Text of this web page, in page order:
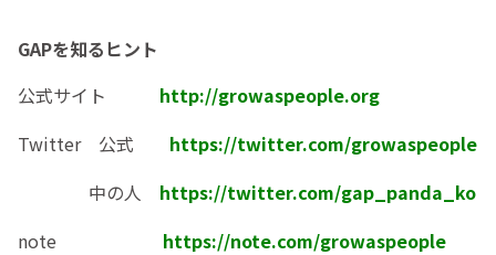
GAPを知るヒント
公式サイト
http://growaspeople.org
Twitter 公式
https://twitter.com/growaspeople
中の人 https://twitter.com/gap_panda_ko
note https://note.com/growaspeople